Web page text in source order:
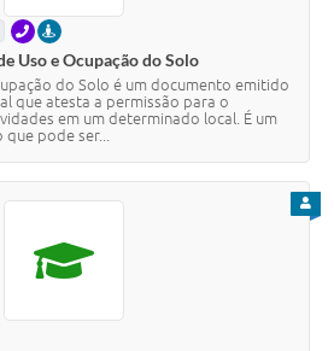
TELEFONEPRESENCIAL
Uso e Ocupação do Solo
do Solo é um documento emitido
que atesta a permissão para o
em um determinado local. É um
pode ser...